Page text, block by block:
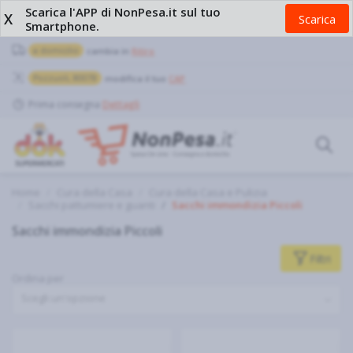
X
Scarica l'APP di NonPesa.it sul tuo
Smartphone.
Scarica
cambia in Ritiro
CAP
Dettagli
Sacchi immondizia Piccoli
Sacchi immondizia Piccoli
Filtri